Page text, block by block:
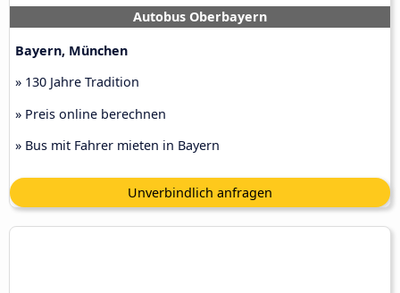
Autobus Oberbayern
Bayern, München
» 130 Jahre Tradition
» Preis online berechnen
» Bus mit Fahrer mieten in Bayern
Unverbindlich anfragen